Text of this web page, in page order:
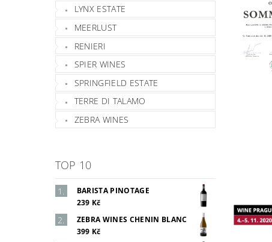
LYNX ESTATE
MEERLUST
RENIERI
SPIER WINES
SPRINGFIELD ESTATE
TERRE DI TALAMO
ZEBRA WINES
TOP 10
BARISTA PINOTAGE
239 Kč
ZEBRA WINES CHENIN BLANC
399 Kč